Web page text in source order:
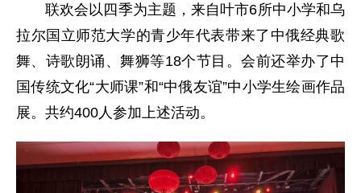
联欢会以四季为主题，来自叶市6所中小学和乌
拉尔国立师范大学的青少年代表带来了中俄经典歌
舞、诗歌朗诵、舞狮等18个节目。会前还举办了中
国传统文化“大师课”和“中俄友谊”中小学生绘画作品
展。共约400人参加上述活动。